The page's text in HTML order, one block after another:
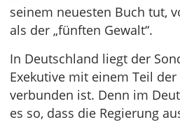
seinem neuesten Buch tut,
als der „fünften Gewalt“.
In Deutschland liegt der
Exekutive mit einem Teil
verbunden ist. Denn im
es so, dass die Regierung